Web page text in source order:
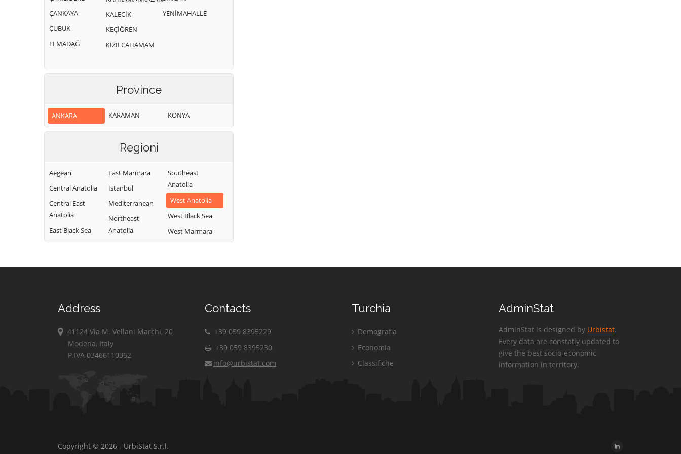
ÇANKAYA
ÇUBUK
ELMADAĞ
KALECİK
KEÇİÖREN
KIZILCAHAMAM
YENİMAHALLE
Province
ANKARA KARAMAN KONYA
Regioni
Aegean
Central Anatolia
Central East
Anatolia
East Black Sea
East Marmara
Istanbul
Mediterranean
Northeast
Anatolia
Southeast
Anatolia
West Anatolia
West Black Sea
West Marmara
Address
41124 Via M. Vellani Marchi, 20
Modena, Italy
P.IVA 03466110362
Contacts
+39 059 8395229
+39 059 8395230
info@urbistat.com
Turchia
Demografia
Economia
Classifiche
AdminStat
AdminStat is designed by Urbistat.
Every data are constatly updated to
give the best socio-economic
information in territory.
Copyright © 2026 - UrbiStat S.r.l.